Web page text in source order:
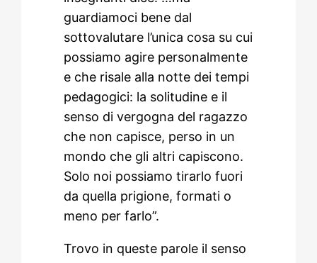
guardiamoci bene dal
sottovalutare l’unica cosa su cui
possiamo agire personalmente
e che risale alla notte dei tempi
pedagogici: la solitudine e il
senso di vergogna del ragazzo
che non capisce, perso in un
mondo che gli altri capiscono.
Solo noi possiamo tirarlo fuori
da quella prigione, formati o
meno per farlo”.
Trovo in queste parole il senso